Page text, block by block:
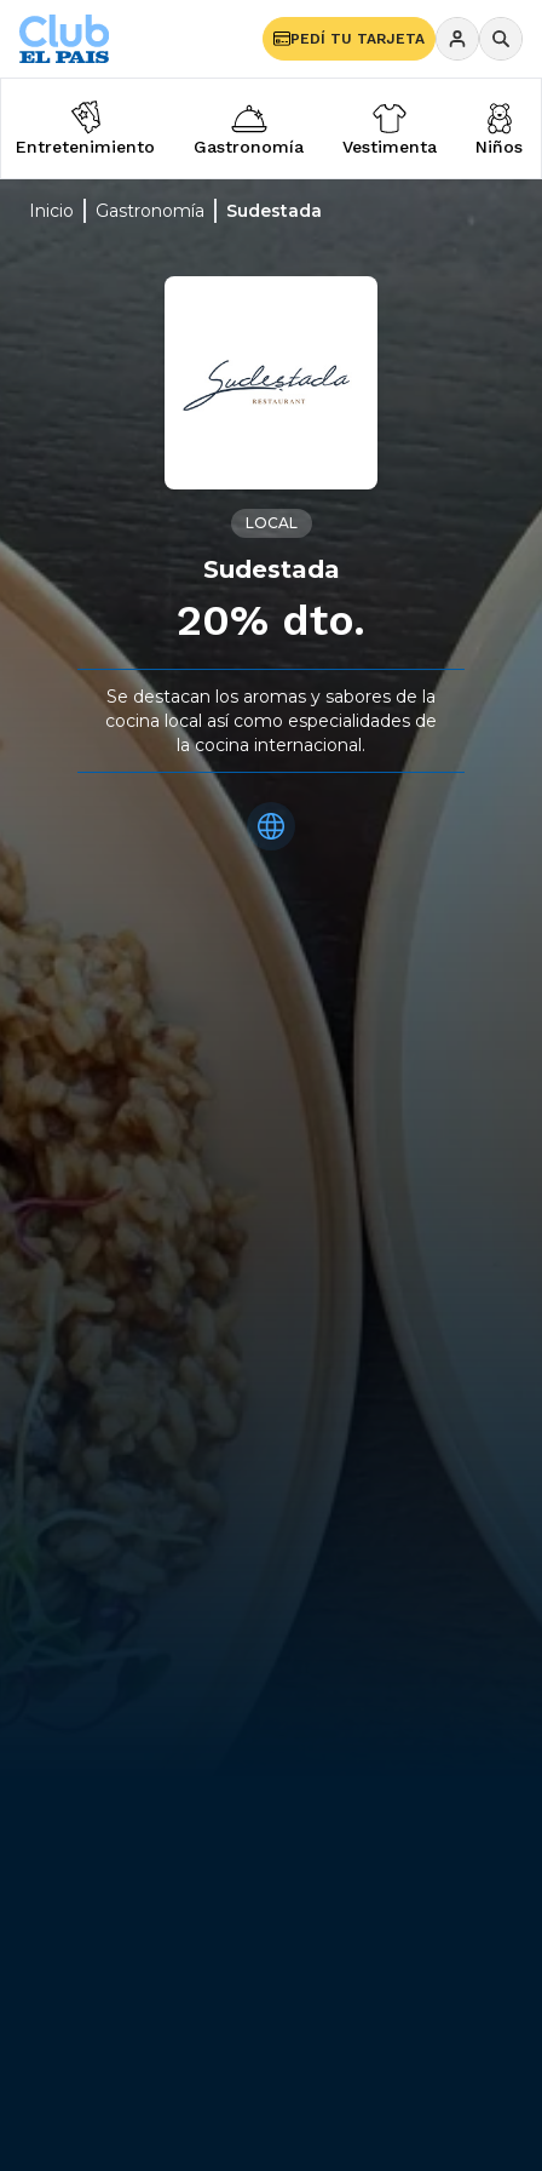
PEDÍ TU TARJETA
Entretenimiento Gastronomía Vestimenta Niños
Inicio Gastronomía Sudestada
LOCAL
Sudestada
20% dto.
Se destacan los aromas y sabores de la
cocina local así como especialidades de
la cocina internacional.